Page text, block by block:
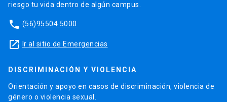
riesgo tu vida dentro de algún campus.
phone (56)95504 5000
launch Ir al sitio de Emergencias
DISCRIMINACIÓN Y VIOLENCIA
Orientación y apoyo en casos de discriminación, violencia de
género o violencia sexual.